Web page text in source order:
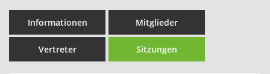
Informationen Mitglieder
Vertreter Sitzungen